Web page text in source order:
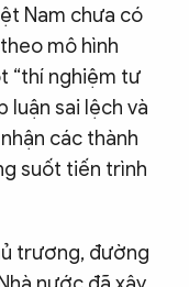
Nam chưa có
mô hình
“thí nghiệm tư
luận sai lệch và
các thành
suốt tiến trình
trương, đường